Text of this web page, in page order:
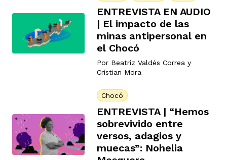
ENTREVISTA EN AUDIO
| El impacto de las
minas antipersonal en
el Chocó
Por Beatriz Valdés Correa y
Cristian Mora
Chocó
ENTREVISTA | “Hemos
sobrevivido entre
versos, adagios y
muecas”: Nohelia